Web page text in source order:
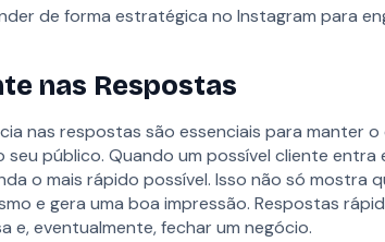
de forma estratégica no Instagram para
nas Respostas
nas respostas são essenciais para manter
público. Quando um possível cliente
o mais rápido possível. Isso não só mostra
e gera uma boa impressão. Respostas
e, eventualmente, fechar um negócio.
CONTATO
Fale Conosco
suporte@lano.com.br